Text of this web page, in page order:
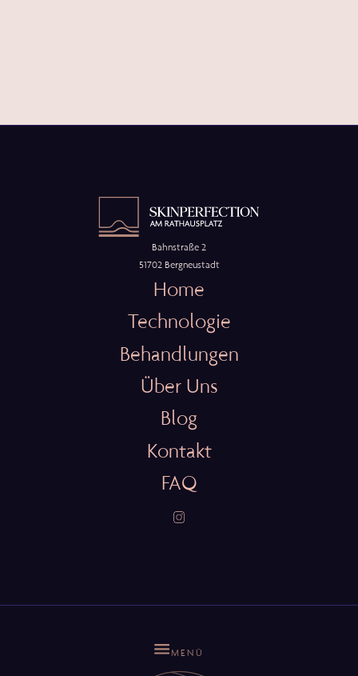
Bahnstraße 2
51702 Bergneustadt
Home
Technologie
Behandlungen
Über Uns
Blog
Kontakt
FAQ
MENÜ